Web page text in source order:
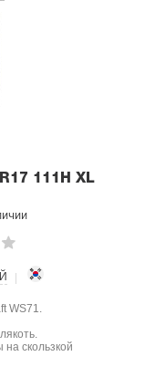
111H XL
WS71.
скользкой